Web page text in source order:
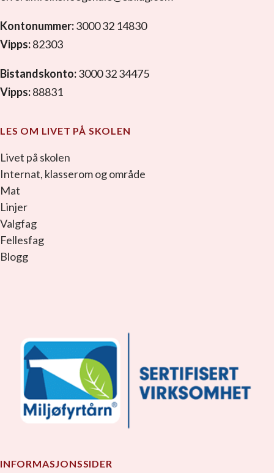
Kontonummer:3000 32 14830
Vipps:82303
Bistandskonto:3000 32 34475
Vipps:88831
LES OM LIVET PÅ SKOLEN
Livet på skolen
Internat, klasserom og område
Mat
Linjer
Valgfag
Fellesfag
Blogg
INFORMASJONSSIDER